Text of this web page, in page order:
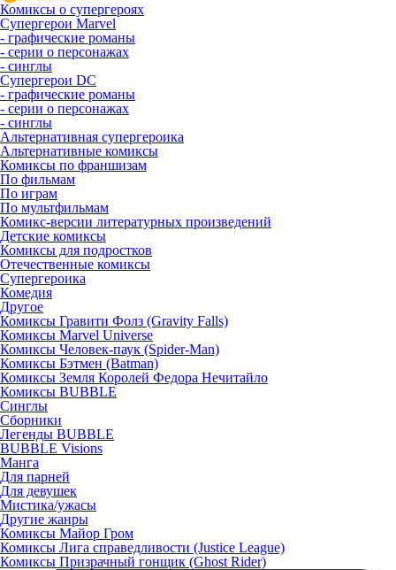
Комиксы о супергероях
Супергерои Marvel
- графические романы
- серии о персонажах
- синглы
Супергерои DC
- графические романы
- серии о персонажах
- синглы
Альтернативная супергероика
Альтернативные комиксы
Комиксы по франшизам
По фильмам
По играм
По мультфильмам
Комикс-версии литературных произведений
Детские комиксы
Комиксы для подростков
Отечественные комиксы
Супергероика
Комедия
Другое
Комиксы Гравити Фолз (Gravity Falls)
Комиксы Marvel Universe
Комиксы Человек-паук (Spider-Man)
Комиксы Бэтмен (Batman)
Комиксы Земля Королей Федора Нечитайло
Комиксы BUBBLE
Синглы
Сборники
Легенды BUBBLE
BUBBLE Visions
Манга
Для парней
Для девушек
Мистика/ужасы
Другие жанры
Комиксы Майор Гром
Комиксы Лига справедливости (Justice League)
Комиксы Призрачный гонщик (Ghost Rider)